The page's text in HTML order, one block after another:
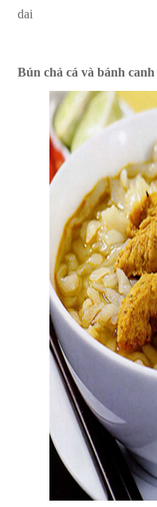
dai
Bún chả cá và bánh canh